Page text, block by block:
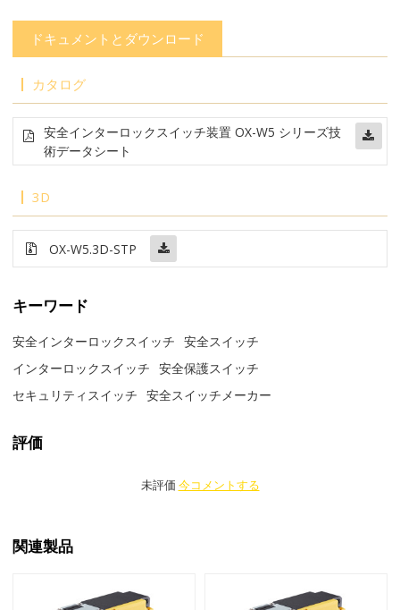
ドキュメントとダウンロード
カタログ
安全インターロックスイッチ装置 OX-W5 シリーズ技
術データシート
3D
OX-W5.3D-STP
キーワード
安全インターロックスイッチ
安全スイッチ
インターロックスイッチ
安全保護スイッチ
セキュリティスイッチ
安全スイッチメーカー
評価
未評価 今コメントする
関連製品